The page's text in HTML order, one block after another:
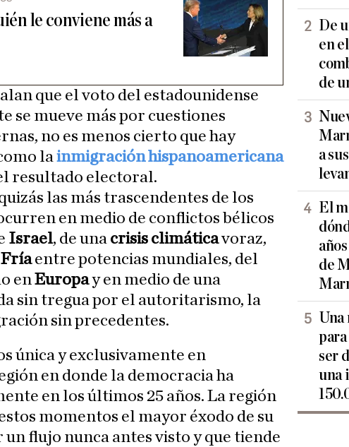
le conviene más a
que el voto del estadounidense
se mueve más por cuestiones
no es menos cierto que hay
lainmigración hispanoamericana
resultado electoral.
las más trascendentes de los
en medio de conflictos bélicos
Israel, de una crisis climáticavoraz,
entre potencias mundiales, del
enEuropay en medio de una
sin tregua por el autoritarismo, la
sin precedentes.
única y exclusivamente en
en donde la democracia ha
en los últimos 25 años. La región
momentos el mayor éxodo de su
flujo nunca antes visto y que tiende
De
en
de
a
El
de
Una
ser
una